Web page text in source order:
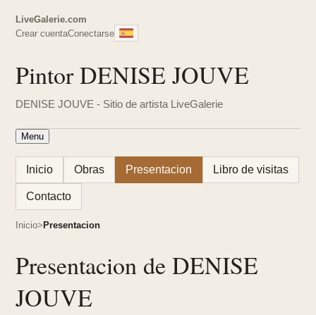
LiveGalerie.com
Crear cuentaConectarse
Pintor DENISE JOUVE
DENISE JOUVE - Sitio de artista LiveGalerie
Menu
Inicio Obras Presentacion Libro de visitas
Contacto
Inicio Presentacion
Presentacion de DENISE
JOUVE